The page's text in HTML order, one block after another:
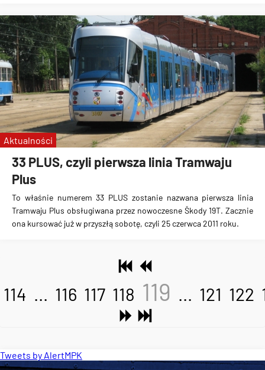
33 PLUS, czyli pierwsza linia Tramwaju
Plus
To właśnie numerem 33 PLUS zostanie nazwana pierwsza linia
Tramwaju Plus obsługiwana przez nowoczesne Škody 19T. Zacznie
ona kursować już w przyszłą sobotę, czyli 25 czerwca 2011 roku.
Aktualności
114 ... 116 117 118 119 ... 121 122
Tweets by AlertMPK